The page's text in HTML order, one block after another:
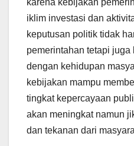
iklim investasi dan
keputusan politik tidak
pemerintahan tetapi
dengan kehidupan
kebijakan mampu
tingkat kepercayaan
akan meningkat namun
dan tekanan dari